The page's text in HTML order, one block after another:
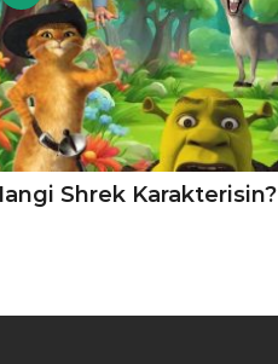
Shrek Karakterisin?